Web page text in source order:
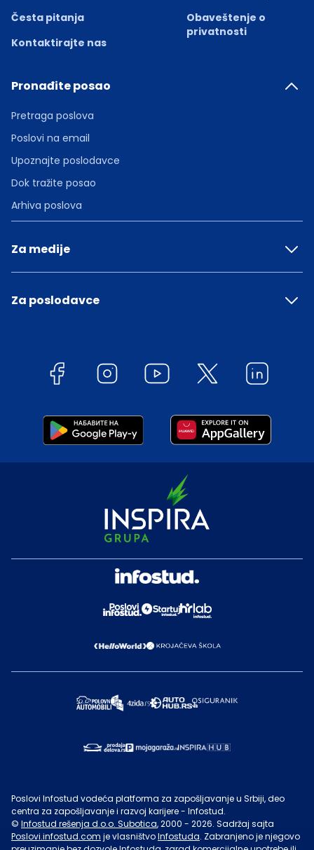
Česta pitanja
Kontaktirajte nas
Obaveštenje o
privatnosti
Pronađite posao
Pretraga poslova
Poslovi na email
Upoznajte poslodavce
Dok tražite posao
Arhiva poslova
Za medije
Za poslodavce
Poslovi Infostud vodeća platforma za zapošljavanje u Srbiji, deo
centra za zapošljavanje i razvoj karijere - Infostud.
© Infostud rešenja d.o.o. Subotica, 2000 - 2026. Sadržaj sajta
Poslovi.infostud.com je vlasništvoInfostuda. Zabranjeno je njegovo